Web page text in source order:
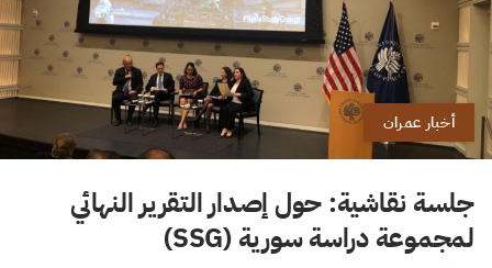
أخبار عمران
جلسة نقاشية: حول إصدار التقرير النهائي
لمجموعة دراسة سورية (SSG)